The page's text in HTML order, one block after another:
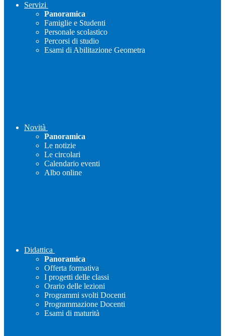
Servizi
Panoramica
Famiglie e Studenti
Personale scolastico
Percorsi di studio
Esami di Abilitazione Geometra
Novità
Panoramica
Le notizie
Le circolari
Calendario eventi
Albo online
Didattica
Panoramica
Offerta formativa
I progetti delle classi
Orario delle lezioni
Programmi svolti Docenti
Programmazione Docenti
Esami di maturità